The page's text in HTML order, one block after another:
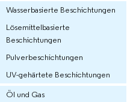
Wasserbasierte Beschichtungen
Lösemittelbasierte
Beschichtungen
Pulverbeschichtungen
UV-gehärtete Beschichtungen
Öl und Gas